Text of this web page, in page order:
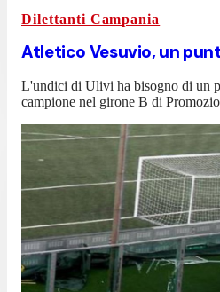
Dilettanti Campania
Atletico Vesuvio, un
L'undici di Ulivi ha bisogno di un
campione nel girone B di